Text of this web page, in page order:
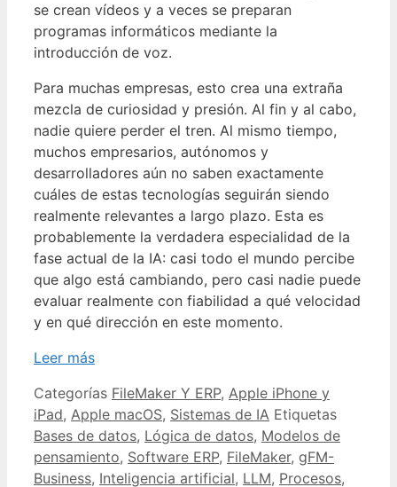
se crean vídeos y a veces se preparan
programas informáticos mediante la
introducción de voz.
Para muchas empresas, esto crea una extraña
mezcla de curiosidad y presión. Al fin y al cabo,
nadie quiere perder el tren. Al mismo tiempo,
muchos empresarios, autónomos y
desarrolladores aún no saben exactamente
cuáles de estas tecnologías seguirán siendo
realmente relevantes a largo plazo. Esta es
probablemente la verdadera especialidad de la
fase actual de la IA: casi todo el mundo percibe
que algo está cambiando, pero casi nadie puede
evaluar realmente con fiabilidad a qué velocidad
y en qué dirección en este momento.
Leer más
Categorías FileMaker Y ERP, Apple iPhone y
iPad, Apple macOS, Sistemas de IA Etiquetas
Bases de datos, Lógica de datos, Modelos de
pensamiento, Software ERP, FileMaker, gFM-
Business, Inteligencia artificial, LLM, Procesos,